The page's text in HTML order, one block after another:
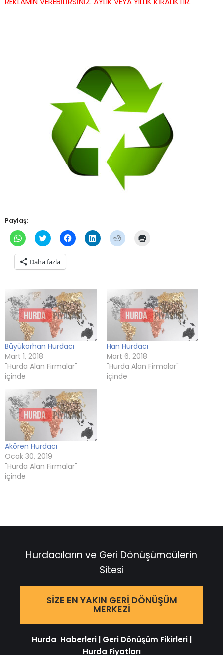
Paylaş:
WhatsApp'ta
paylaşmak
tıklayın
(Yeni
pencerede
Twitter
üzerinde
için
tıklayın
(Yeni
Facebook'ta
paylaşmak
Linkedln
üzerinden
Reddit
üzerinde
Daha fazla
Büyükorhan Hurdacı
Mart 1, 2018
"Hurda Alan Firmalar"
içinde
Han Hurdacı
Mart 6, 2018
"Hurda Alan Firmalar"
içinde
Akören Hurdacı
Ocak 30, 2019
"Hurda Alan Firmalar"
içinde
Hurdacıların ve Geri Dönüşümcülerin
Sitesi
SIZE EN YAKIN GERI DÖNÜŞÜM
MERKEZI
Hurda Haberleri| Geri Dönüşüm Fikirleri|
Hurda Fiyatları